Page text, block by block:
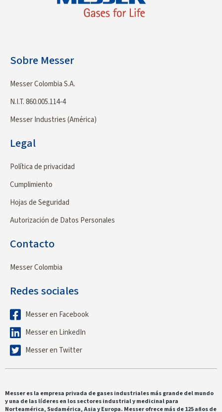
Sobre Messer
Messer Colombia S.A.
N.I.T. 860.005.114-4
Messer Industries (América)
Legal
Política de privacidad
Cumplimiento
Hojas de Seguridad
Autorización de Datos Personales
Contacto
Messer Colombia
Redes sociales
Messer en Facebook
Messer en LinkedIn
Messer en Twitter
Messer es la empresa privada de gases industriales más grande del mundo
y una de las líderes en los sectores industrial y medicinal para
Norteamérica, Sudamérica, Asia y Europa. Messer ofrece más de 125 años de